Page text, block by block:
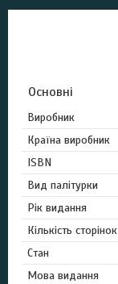
Основні
Виробник
Країна виробник
ISBN
Вид палітурки
Рік видання
Кількість сторінок
Стан
Мова видання